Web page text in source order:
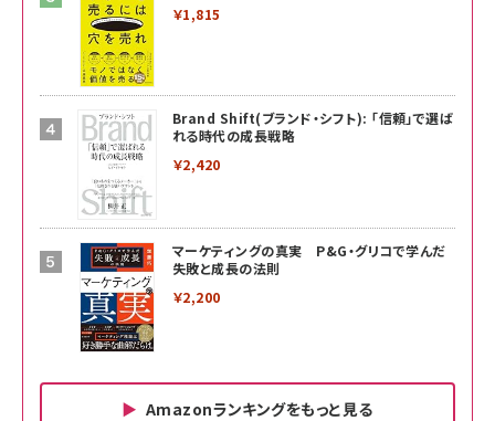
￥1,815
Brand Shift(ブランド・シフト): 「信頼」で選ば
れる時代の成長戦略
￥2,420
マーケティングの真実 P&G・グリコで学んだ
失敗と成長の法則
￥2,200
Amazonランキングをもっと見る